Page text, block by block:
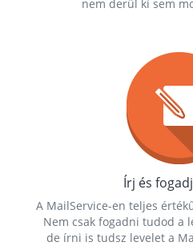
nem derül ki sem
Írj és
A MailService-en teljes
Nem csak fogadni tudod a
de írni is tudsz levelet a